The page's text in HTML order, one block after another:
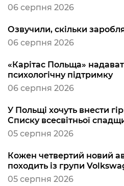
06 серпня 2026
Озвучили, скільки
06 серпня 2026
«Карітас Польща»
психологічну підтримку
06 серпня 2026
У Польщі хочуть внести
Списку всесвітньої
05 серпня 2026
Кожен четвертий новий
походить із групи
05 серпня 2026